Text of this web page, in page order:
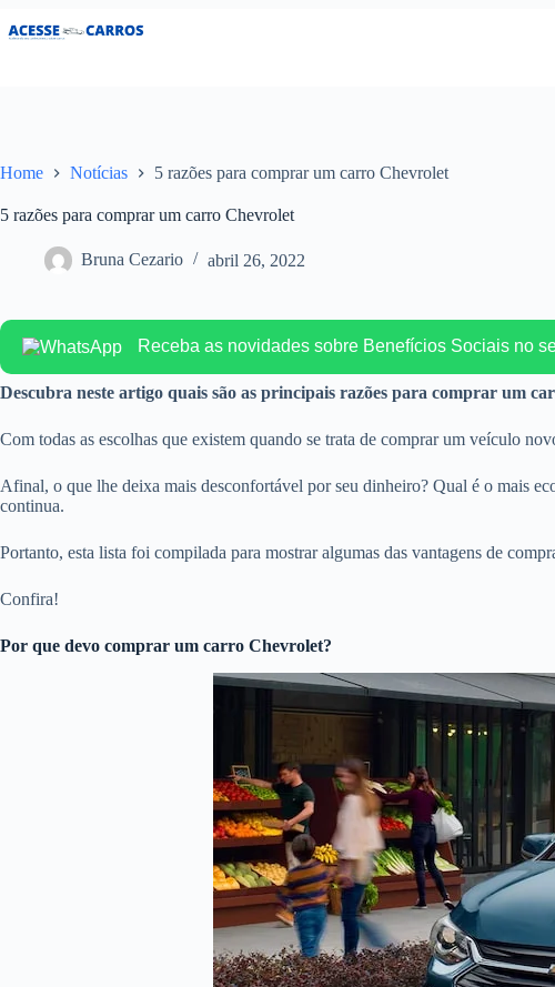
para
Home Notícias 5 razões para comprar um carro Chevrolet
5 razões para comprar um carro Chevrolet
Bruna Cezario abril 26, 2022
Receba as novidades sobre Benefícios Sociais no
Descubra neste artigo quais são as principais razões para comprar um
Com todas as escolhas que existem quando se trata de comprar um veículo
Afinal, o que lhe deixa mais desconfortável por seu dinheiro? Qual é o mais
continua.
Portanto, esta lista foi compilada para mostrar algumas das vantagens de
Confira!
Por que devo comprar um carro Chevrolet?